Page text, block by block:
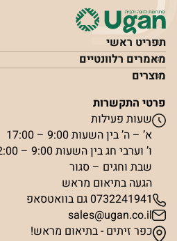
תפריט ראשי
מאמרים רלוונטיים
מוצרים
פרטי התקשרות
שעות פעילות
א’ – ה’ בין השעות 9:00 – 17:00
ו’ וערבי חג בין השעות 9:00 – 12:00
שבת וחגים – סגור
הגעה בתיאום מראש
0732241941 גם בוואטסאפ
sales@ugan.co.il
כפר זיתים - בתיאום מראש!